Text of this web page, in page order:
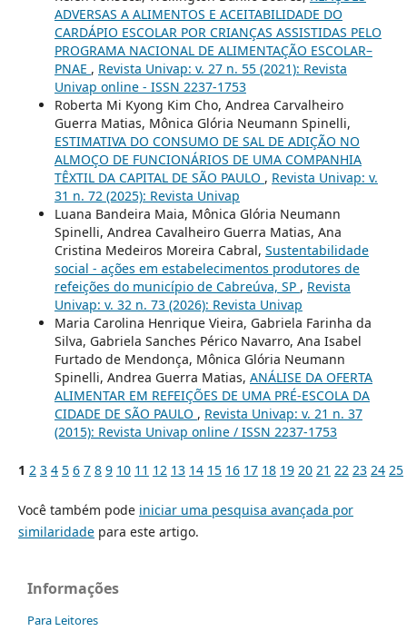
ADVERSAS A ALIMENTOS E ACEITABILIDADE DO
CARDÁPIO ESCOLAR POR CRIANÇAS ASSISTIDAS PELO
PROGRAMA NACIONAL DE ALIMENTAÇÃO ESCOLAR–
PNAE , Revista Univap: v. 27 n. 55 (2021): Revista
Univap online - ISSN 2237-1753
Roberta Mi Kyong Kim Cho, Andrea Carvalheiro
Guerra Matias, Mônica Glória Neumann Spinelli,
ESTIMATIVA DO CONSUMO DE SAL DE ADIÇÃO NO
ALMOÇO DE FUNCIONÁRIOS DE UMA COMPANHIA
TÊXTIL DA CAPITAL DE SÃO PAULO , Revista Univap: v.
31 n. 72 (2025): Revista Univap
Luana Bandeira Maia, Mônica Glória Neumann
Spinelli, Andrea Cavalheiro Guerra Matias, Ana
Cristina Medeiros Moreira Cabral, Sustentabilidade
social - ações em estabelecimentos produtores de
refeições do município de Cabreúva, SP , Revista
Univap: v. 32 n. 73 (2026): Revista Univap
Maria Carolina Henrique Vieira, Gabriela Farinha da
Silva, Gabriela Sanches Périco Navarro, Ana Isabel
Furtado de Mendonça, Mônica Glória Neumann
Spinelli, Andrea Guerra Matias, ANÁLISE DA OFERTA
ALIMENTAR EM REFEIÇÕES DE UMA PRÉ-ESCOLA DA
CIDADE DE SÃO PAULO , Revista Univap: v. 21 n. 37
(2015): Revista Univap online / ISSN 2237-1753
1 2 3 4 5 6 7 8 9 10 11 12 13 14 15 16 17 18 19 20 21 22 23 24 25
Você também pode iniciar uma pesquisa avançada por
similaridadepara este artigo.
Informações
Para Leitores